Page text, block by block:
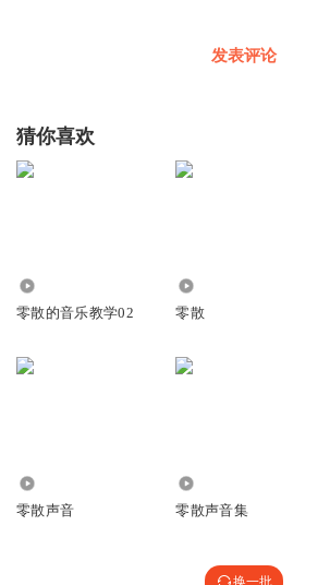
发表评论
猜你喜欢
零散的音乐教学02 零散
零散声音 零散声音集
换一批